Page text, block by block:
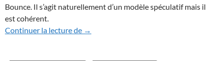
Bounce. Il s’agit naturellement d’un modèle spéculatif mais il
est cohérent.
Continuer la lecture de
Et si le temps disparaissait proche du Big
→